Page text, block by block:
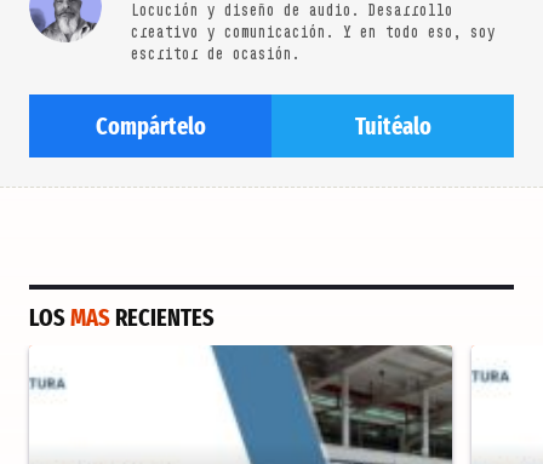
Locución y diseño de audio. Desarrollo
creativo y comunicación. Y en todo eso, soy
escritor de ocasión.
Compártelo Tuitéalo
LOSMAS RECIENTES